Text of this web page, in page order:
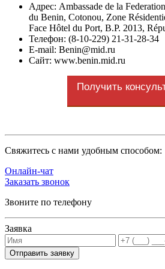
Адрес: Ambassade de la
du Benin, Cotonou, Zone
Face Hôtel du Port, B.P. 2013,
Телефон: (8-10-229) 21-31-28-34
E-mail: Benin@mid.ru
Сайт: www.benin.mid.ru
Получить
Cвяжитесь с нами удобным способом:
Онлайн-чат
Заказать звонок
Звоните по телефону
Заявка